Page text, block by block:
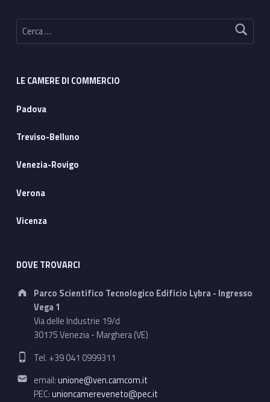
Ricerca per:
LE CAMERE DI COMMERCIO
Padova
Treviso-Belluno
Venezia-Rovigo
Verona
Vicenza
DOVE TROVARCI
Address:
Parco Scientifico Tecnologico Edificio Lybra - Ingresso
Vega 1
Via delle Industrie 19/d
30175 Venezia - Marghera (VE)
Phone number:
Tel. +39 041 0999311
Email address:
email:unione@ven.camcom.it
PEC:unioncamereveneto@pec.it